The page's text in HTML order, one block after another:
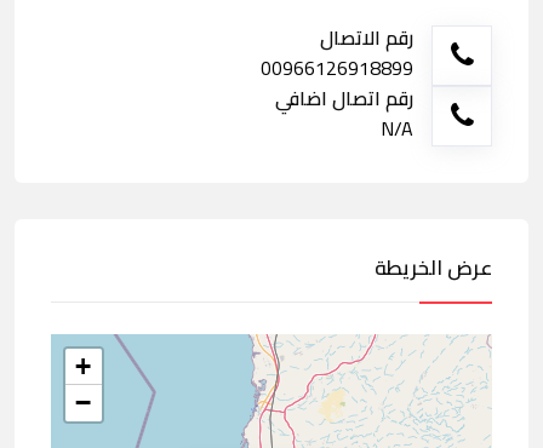
رقم الاتصال
00966126918899
رقم اتصال اضافي
N/A
عرض الخريطة
+
−